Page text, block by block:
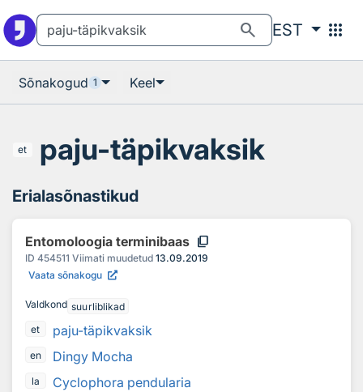
search EST apps
Sõnakogud 1 Keel
et paju-täpikvaksik
Erialasõnastikud
Entomoloogia terminibaas content_copy
ID 454511 Viimati muudetud 13.09.2019
Vaata sõnakogu
Valdkond suurliblikad
et
paju-täpikvaksik
en Dingy Mocha
la Cyclophora pendularia